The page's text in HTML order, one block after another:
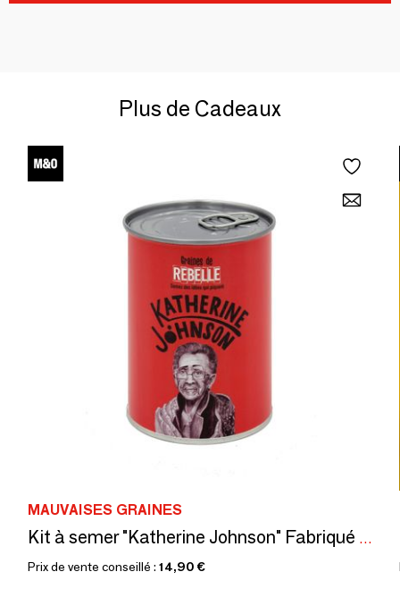
Plus de Cadeaux
MAUVAISES GRAINES
Kit à semer "Katherine Johnson" Fabriqué en France, en collab avec Arts dans La Peau
Prix de vente conseillé : 14,90 €